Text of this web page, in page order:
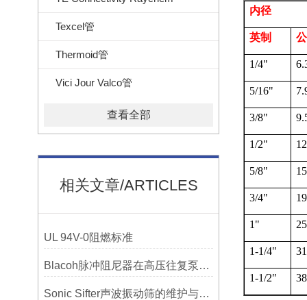
Texcel管
Thermoid管
Vici Jour Valco管
查看全部
相关文章/ARTICLES
UL 94V-0阻燃标准
Blacoh脉冲阻尼器在高压往复泵系统中的应用
Sonic Sifter声波振动筛的维护与保养指南
内径
英制
1/4"
5/16"
3/8"
1/2"
5/8"
3/4"
1"
1-1/4"
1-1/2"